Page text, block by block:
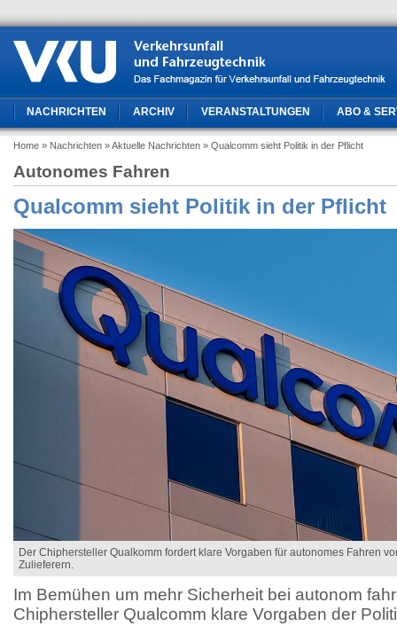
NACHRICHTEN ARCHIV VERANSTALTUNGEN ABO &
Home » Nachrichten » Aktuelle Nachrichten » Qualcomm sieht Politik in der Pflicht
Autonomes Fahren
Qualcomm sieht Politik in der Pflicht
Der Chiphersteller Qualkomm fordert klare Vorgaben für autonomes Fahren
Zulieferern.
Im Bemühen um mehr Sicherheit bei autonom
Chiphersteller Qualcomm klare Vorgaben der